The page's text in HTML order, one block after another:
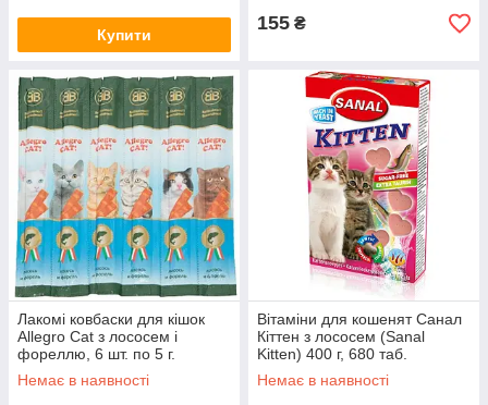
Купити
155 ₴
Лакомі ковбаски для кішок
Аllegro Cat з лососем і
фореллю, 6 шт. по 5 г.
Немає в наявності
Вітаміни для кошенят Санал
Кіттен з лососем (Sanal
Kitten) 400 г, 680 таб.
Немає в наявності